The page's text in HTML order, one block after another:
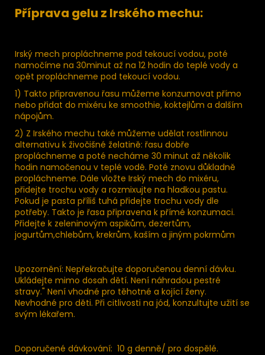
Příprava gelu z Irského mechu:
Irský mech propláchneme pod tekoucí vodou, poté
namočíme na 30minut až na 12 hodin do teplé vody a
opět propláchneme pod tekoucí vodou.
1) Takto připravenou řasu můžeme konzumovat přímo
nebo přidat do mixéru ke smoothie, koktejlům a dalším
nápojům.
2) Z Irského mechu také můžeme udělat rostlinnou
alternativu k živočišné želatině: řasu dobře
propláchneme a poté necháme 30 minut až několik
hodin namočenou v teplé vodě. Poté znovu důkladně
propláchneme. Dále vložte Irský mech do mixéru,
přidejte trochu vody a rozmixujte na hladkou pastu.
Pokud je pasta příliš tuhá přidejte trochu vody dle
potřeby. Takto je řasa připravena k přímé konzumaci.
Přidejte k zeleninovým aspikům, dezertům,
jogurtům,chlebům, krekrům, kaším a jiným pokrmům
Upozornění: Nepřekračujte doporučenou denní dávku.
Ukládejte mimo dosah dětí. Není náhradou pestré
stravy." Není vhodné pro těhotné a kojící ženy.
Nevhodné pro děti. Při citlivosti na jód, konzultujte užití se
svým lékařem.
Doporučené dávkování: 10 g denně/ pro dospělé.